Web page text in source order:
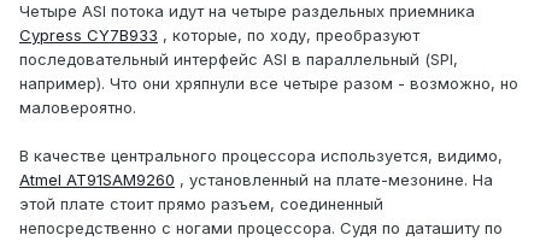
Четыре ASI потока идут на четыре раздельных приемника
Cypress CY7B933 , которые, по ходу, преобразуют
последовательный интерфейс ASI в параллельный (SPI,
например). Что они хряпнули все четыре разом - возможно, но
маловероятно.
В качестве центрального процессора используется, видимо,
Atmel AT91SAM9260 , установленный на плате-мезонине. На
этой плате стоит прямо разъем, соединенный
непосредственно с ногами процессора. Судя по даташиту по